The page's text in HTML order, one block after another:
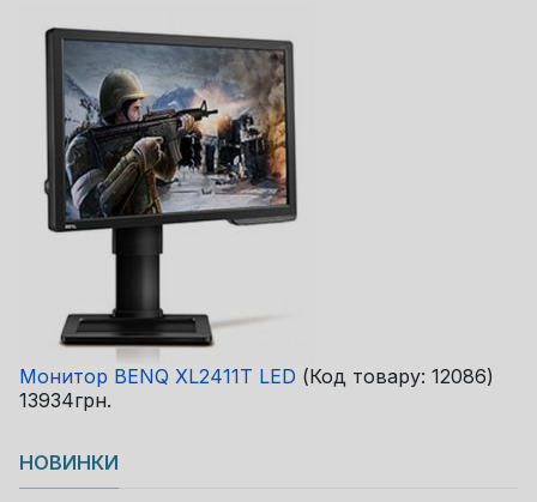
Монитор BENQ XL2411T LED (Код товару: 12086)
13934грн.
НОВИНКИ